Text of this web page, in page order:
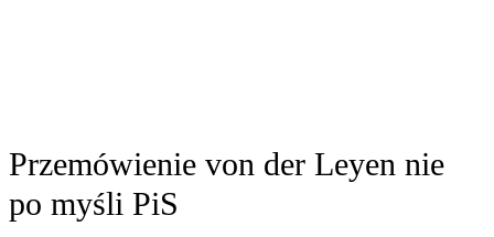
Przemówienie von der Leyen nie
po myśli PiS